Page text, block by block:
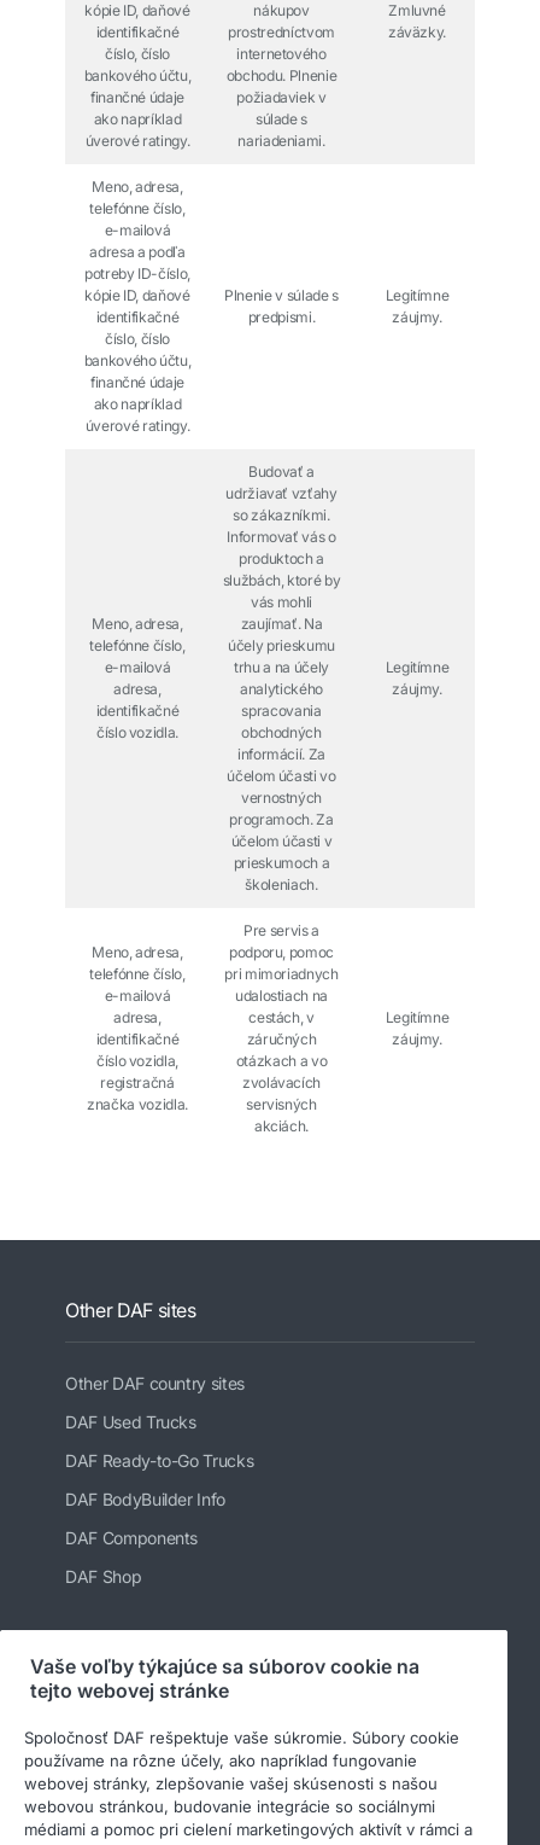
kópie ID, daňové
identifikačné
číslo, číslo
bankového účtu,
finančné údaje
ako napríklad
úverové ratingy.
nákupov
prostredníctvom
internetového
obchodu. Plnenie
požiadaviek v
súlade s
nariadeniami.
Zmluvné
záväzky.
Meno, adresa,
telefónne číslo,
e-mailová
adresa a podľa
potreby ID-číslo,
kópie ID, daňové
identifikačné
číslo, číslo
bankového účtu,
finančné údaje
ako napríklad
úverové ratingy.
Plnenie v súlade s
predpismi.
Legitímne
záujmy.
Meno, adresa,
telefónne číslo,
e-mailová
adresa,
identifikačné
číslo vozidla.
Budovať a
udržiavať vzťahy
so zákazníkmi.
Informovať vás o
produktoch a
službách, ktoré by
vás mohli
zaujímať. Na
účely prieskumu
trhu a na účely
analytického
spracovania
obchodných
informácií. Za
účelom účasti vo
vernostných
programoch. Za
účelom účasti v
prieskumoch a
školeniach.
Legitímne
záujmy.
Meno, adresa,
telefónne číslo,
e-mailová
adresa,
identifikačné
číslo vozidla,
registračná
značka vozidla.
Pre servis a
podporu, pomoc
pri mimoriadnych
udalostiach na
cestách, v
záručných
otázkach a vo
zvolávacích
servisných
akciách.
Legitímne
záujmy.
Other DAF sites
Other DAF country sites
DAF Used Trucks
DAF Ready-to-Go Trucks
DAF BodyBuilder Info
DAF Components
DAF Shop
Vaše voľby týkajúce sa súborov cookie na
tejto webovej stránke
Spoločnosť DAF rešpektuje vaše súkromie. Súbory cookie
používame na rôzne účely, ako napríklad fungovanie
webovej stránky, zlepšovanie vašej skúsenosti s našou
webovou stránkou, budovanie integrácie so sociálnymi
médiami a pomoc pri cielení marketingových aktivít v rámci a